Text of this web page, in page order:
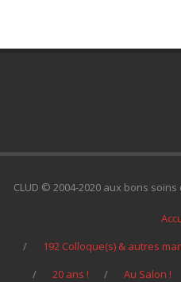
CLUD © 2004-2020 aux bons
192 Colloque(s) & autres
20 ans !
Au Salon !